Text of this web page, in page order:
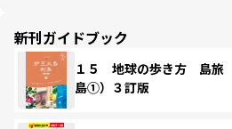
新刊ガイドブック
１５ 地球の歩き方 島旅
島①）３訂版